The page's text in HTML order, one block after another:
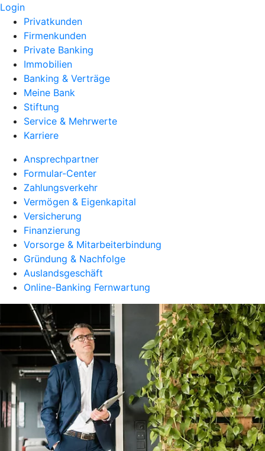
Login
Privatkunden
Firmenkunden
Private Banking
Immobilien
Banking & Verträge
Meine Bank
Stiftung
Service & Mehrwerte
Karriere
Ansprechpartner
Formular-Center
Zahlungsverkehr
Vermögen & Eigenkapital
Versicherung
Finanzierung
Vorsorge & Mitarbeiterbindung
Gründung & Nachfolge
Auslandsgeschäft
Online-Banking Fernwartung